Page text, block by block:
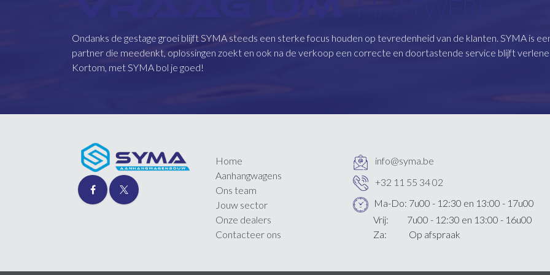
Ondanks de gestage groei blijft SYMA steeds een sterke focus houden op tevredenheid van de klanten. SYMA is
partner die meedenkt, oplossingen zoekt en ook na de verkoop een correcte en doortastende service blijft
Kortom, met SYMA bol je goed!
Home
Aanhangwagens
Ons team
Jouw sector
Onze dealers
Contacteer ons
info@syma.be
+32 11 55 34 02
Ma-Do: 7u00 - 12:30 en 13:00 - 17u00
Vrij: 7u00 - 12:30 en 13:00 - 16u00
Za: Op afspraak